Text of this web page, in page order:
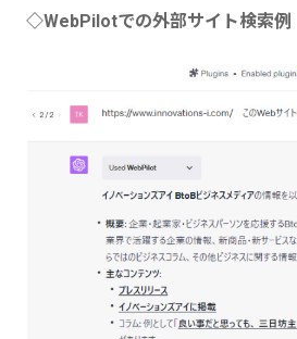
◇WebPilotでの外部サイト検索例